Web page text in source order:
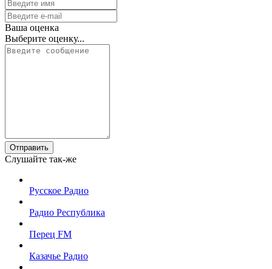
Ваша оценка
Выберите оценку...
Отправить
Слушайте так-же
Русское Радио
Радио Республика
Перец FM
Казачье Радио